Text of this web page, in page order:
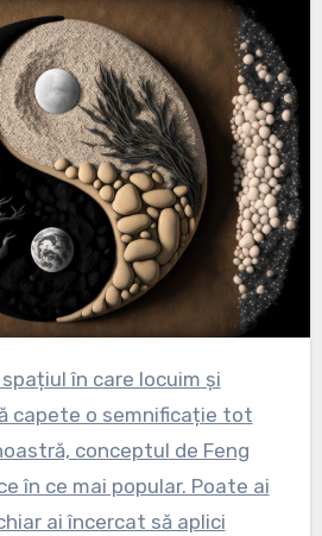
capete o semnificație tot
conceptul de Feng
în ce mai popular. Poate ai
ai încercat să aplici